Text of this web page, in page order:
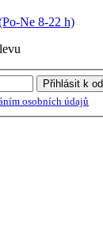
Ne 8-22 h)
Přihlásit k
osobních údajů